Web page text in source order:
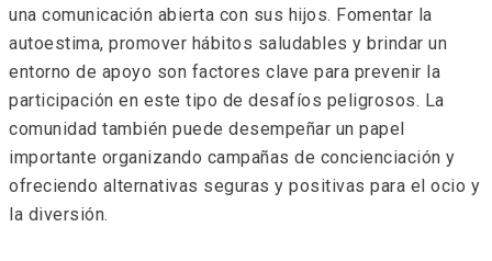
una comunicación abierta con sus hijos. Fomentar la
autoestima, promover hábitos saludables y brindar un
entorno de apoyo son factores clave para prevenir la
participación en este tipo de desafíos peligrosos. La
comunidad también puede desempeñar un papel
importante organizando campañas de concienciación y
ofreciendo alternativas seguras y positivas para el ocio y
la diversión.